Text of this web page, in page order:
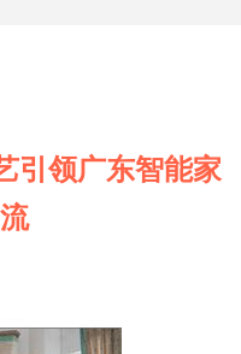
引领广东智能家